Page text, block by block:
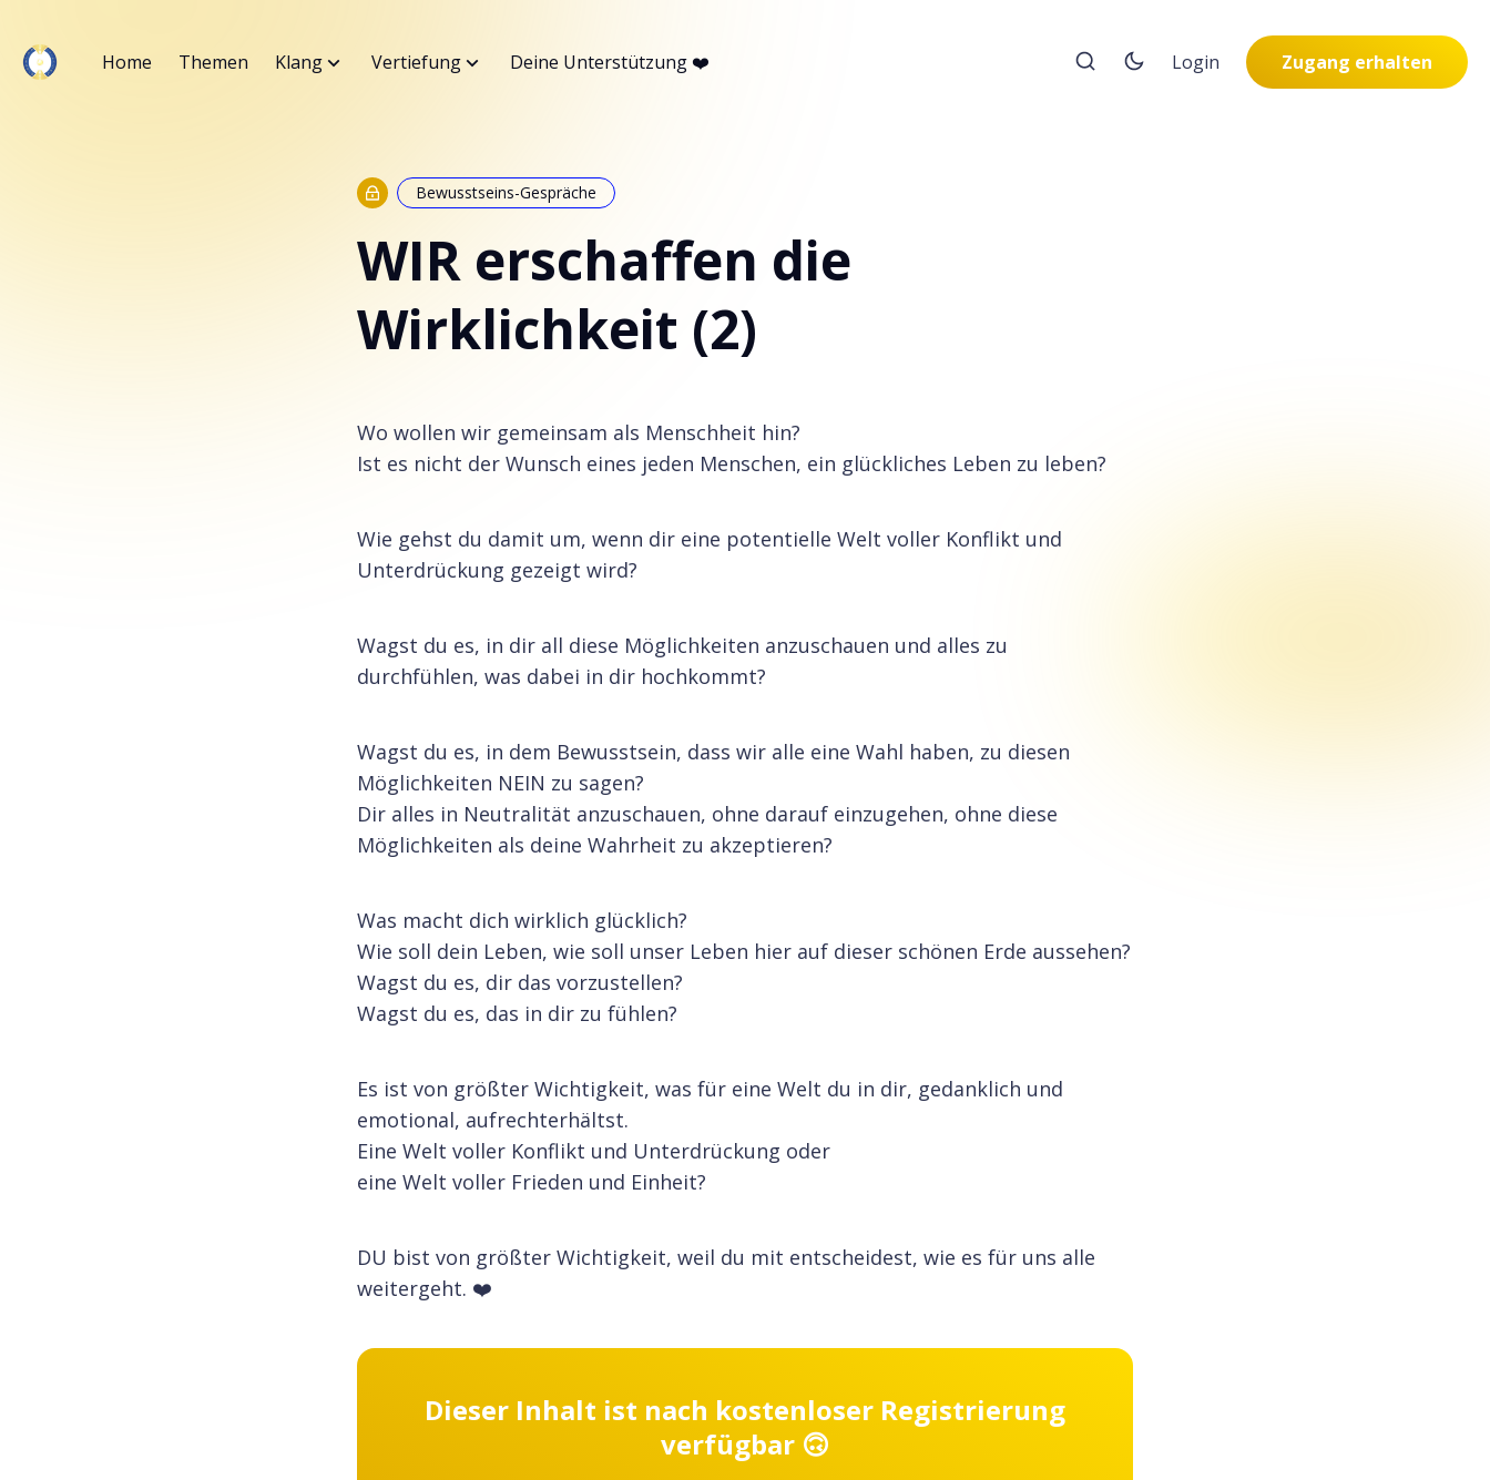
Home Themen Klang Vertiefung Deine Unterstützung ❤️ Login Zugang erhalten
Bewusstseins-Gespräche
WIR erschaffen die
Wirklichkeit (2)
Wo wollen wir gemeinsam als Menschheit hin?
Ist es nicht der Wunsch eines jeden Menschen, ein glückliches Leben zu leben?
Wie gehst du damit um, wenn dir eine potentielle Welt voller Konflikt und
Unterdrückung gezeigt wird?
Wagst du es, in dir all diese Möglichkeiten anzuschauen und alles zu
durchfühlen, was dabei in dir hochkommt?
Wagst du es, in dem Bewusstsein, dass wir alle eine Wahl haben, zu diesen
Möglichkeiten NEIN zu sagen?
Dir alles in Neutralität anzuschauen, ohne darauf einzugehen, ohne diese
Möglichkeiten als deine Wahrheit zu akzeptieren?
Was macht dich wirklich glücklich?
Wie soll dein Leben, wie soll unser Leben hier auf dieser schönen Erde aussehen?
Wagst du es, dir das vorzustellen?
Wagst du es, das in dir zu fühlen?
Es ist von größter Wichtigkeit, was für eine Welt du in dir, gedanklich und
emotional, aufrechterhältst.
Eine Welt voller Konflikt und Unterdrückung oder
eine Welt voller Frieden und Einheit?
DU bist von größter Wichtigkeit, weil du mit entscheidest, wie es für uns alle
weitergeht. ❤️
Dieser Inhalt ist nach kostenloser Registrierung
verfügbar 🙃